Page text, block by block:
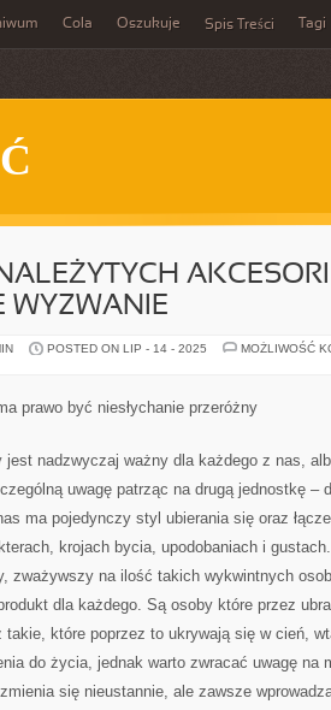
Cola Oszukuje Spis Treści Tagi
WYZWANIE
POSTED ON LIP - 14 - 2025
MOŻLIWOŚĆ
prawo być niesłychanie przeróżny
jest nadzwyczaj ważny dla każdego z nas,
uwagę patrząc na drugą jednostkę –
ma pojedynczy styl ubierania się oraz
krojach bycia, upodobaniach i
zważywszy na ilość takich wykwintnych
dla każdego. Są osoby które przez
takie, które poprzez to ukrywają się w cień,
do życia, jednak warto zwracać uwagę na
się nieustannie, ale zawsze